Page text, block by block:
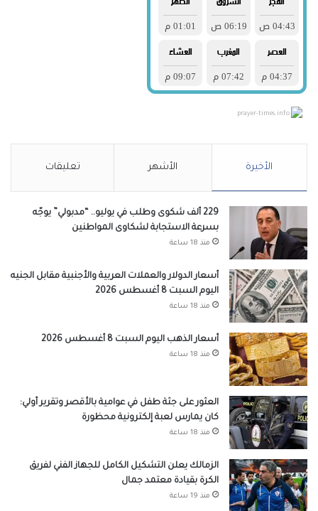
prayer-times.info
الأخيرة الأشهر تعليقات
229 ألف شكوى وطلب في يوليو.. “مدبولي” يوجّه
بسرعة الاستجابة لشكاوى المواطنين
منذ 18 ساعة
أسعار الدولار والعملات العربية والأجنبية مقابل الجنيه
اليوم السبت 8 أغسطس 2026
منذ 18 ساعة
أسعار الذهب اليوم السبت 8 أغسطس 2026
منذ 18 ساعة
العثور على جثة طفل في عوامية بالأقصر وتقرير أولي:
كان يمارس لعبة إلكترونية محظورة
منذ 18 ساعة
الزمالك يعلن التشكيل الكامل للجهاز الفني لفريق
الكرة بقيادة معتمد جمال
منذ 19 ساعة